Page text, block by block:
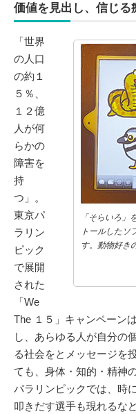
価値を見出し、信じる
「そらいろ」
トールしたソ
す。動物好き
「世界
の人口
の約１
５％、
１２億
人が何
らかの
障害を
持
つ」。
東京パ
ラリン
ピック
で展開
された
「We
The １５」キャンペーン
し、あらゆる人が自分の
る社会をとメッセージを
ても、身体・知的・精神
パラリンピックでは、時
叩きだす選手も現れるな